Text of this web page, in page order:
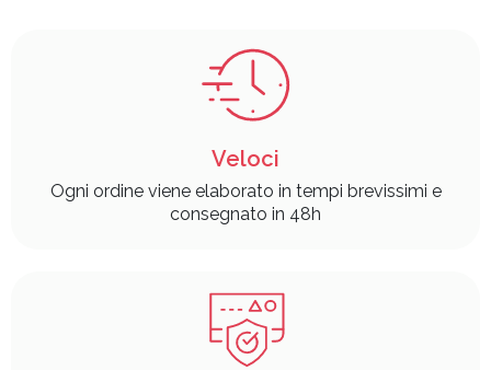
Veloci
Ogni ordine viene elaborato in tempi brevissimi e
consegnato in 48h